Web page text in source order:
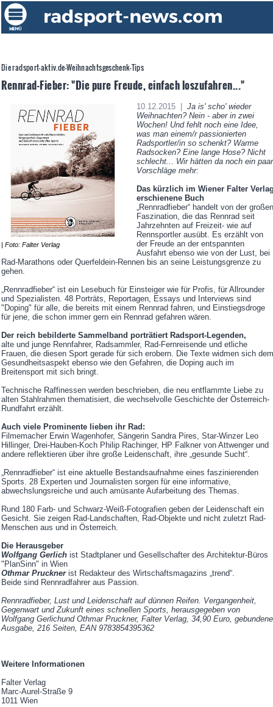
Die radsport-aktiv.de-Weihnachtsgeschenk-Tips
Rennrad-Fieber: "Die pure Freude, einfach loszufahren..."
| Foto: Falter Verlag
10.12.2015 |
Ja is' scho' wieder
Weihnachten? Nein - aber in zwei
Wochen! Und fehlt noch eine Idee,
was man einem/r passionierten
Radsportler/in so schenkt? Warme
Radsocken? Eine lange Hose? Nicht
schlecht... Wir hätten da noch ein paar
Vorschläge mehr:
Das kürzlich im Wiener Falter
erschienene Buch
„Rennradfieber“ handelt von der großen
Faszination, die das Rennrad seit
Jahrzehnten auf Freizeit- wie auf
Rennsportler ausübt. Es erzählt von
der Freude an der entspannten
Ausfahrt ebenso wie von der Lust, bei
Rad-Marathons oder Querfeldein-Rennen bis an seine Leistungsgrenze zu
gehen.
„Rennradfieber“ ist ein Lesebuch für Einsteiger wie für Profis, für Allrounder
und Spezialisten. 48 Porträts, Reportagen, Essays und Interviews sind
"Doping" für alle, die bereits mit einem Rennrad fahren, und Einstiegsdroge
für jene, die schon immer gern ein Rennrad gefahren wären.
Der reich bebilderte Sammelband porträtiert Radsport-Legenden,
alte und junge Rennfahrer, Radsammler, Rad-Fernreisende und etliche
Frauen, die diesen Sport gerade für sich erobern. Die Texte widmen sich dem
Gesundheitsaspekt ebenso wie den Gefahren, die Doping auch im
Breitensport mit sich bringt.
Technische Raffinessen werden beschrieben, die neu entflammte Liebe zu
alten Stahlrahmen thematisiert, die wechselvolle Geschichte der Österreich-
Rundfahrt erzählt.
Auch viele Prominente lieben ihr Rad:
Filmemacher Erwin Wagenhofer, Sängerin Sandra Pires, Star-Winzer Leo
Hillinger, Drei-Hauben-Koch Philip Rachinger, HP Falkner von Attwenger und
andere reflektieren über ihre große Leidenschaft, ihre „gesunde Sucht“.
„Rennradfieber“ ist eine aktuelle Bestandsaufnahme eines faszinierenden
Sports. 28 Experten und Journalisten sorgen für eine informative,
abwechslungsreiche und auch amüsante Aufarbeitung des Themas.
Rund 180 Farb- und Schwarz-Weiß-Fotografien geben der Leidenschaft ein
Gesicht. Sie zeigen Rad-Landschaften, Rad-Objekte und nicht zuletzt Rad-
Menschen aus und in Österreich.
Die Herausgeber
Wolfgang Gerlich ist Stadtplaner und Gesellschafter des Architektur-Büros
"PlanSinn" in Wien
Othmar Pruckner ist Redakteur des Wirtschaftsmagazins „trend“.
Beide sind Rennradfahrer aus Passion.
Rennradfieber, Lust und Leidenschaft auf dünnen Reifen. Vergangenheit,
Gegenwart und Zukunft eines schnellen Sports, herausgegeben von
Wolfgang Gerlichund Othmar Pruckner, Falter Verlag, 34,90 Euro, gebundene
Ausgabe, 216 Seiten, EAN 9783854395362
Weitere Informationen
Falter Verlag
Marc-Aurel-Straße 9
1011 Wien